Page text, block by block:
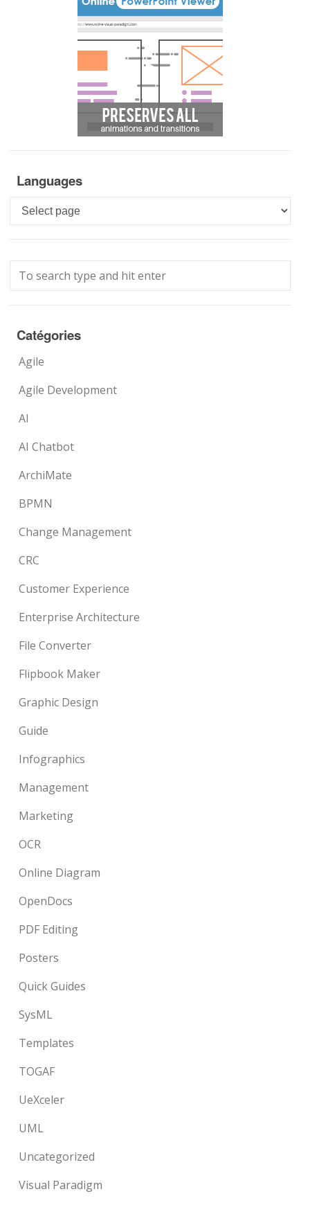
Languages
Languages
Catégories
Agile
Agile Development
AI
AI Chatbot
ArchiMate
BPMN
Change Management
CRC
Customer Experience
Enterprise Architecture
File Converter
Flipbook Maker
Graphic Design
Guide
Infographics
Management
Marketing
OCR
Online Diagram
OpenDocs
PDF Editing
Posters
Quick Guides
SysML
Templates
TOGAF
UeXceler
UML
Uncategorized
Visual Paradigm